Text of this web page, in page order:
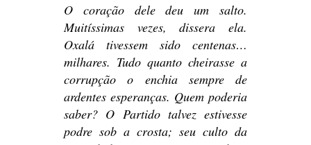
O coração dele deu um salto.
Muitíssimas vezes, dissera ela.
Oxalá tivessem sido centenas…
milhares. Tudo quanto cheirasse a
corrupção o enchia sempre de
ardentes esperanças. Quem poderia
saber? O Partido talvez estivesse
podre sob a crosta; seu culto da